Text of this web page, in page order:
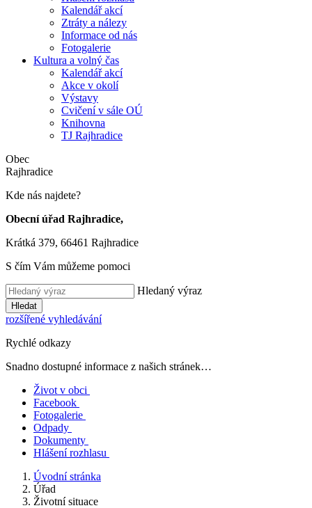
Kalendář akcí
Ztráty a nálezy
Informace od nás
Fotogalerie
Kultura a volný čas
Kalendář akcí
Akce v okolí
Výstavy
Cvičení v sále OÚ
Knihovna
TJ Rajhradice
Obec
Rajhradice
Kde nás najdete?
Obecní úřad Rajhradice,
Krátká 379, 66461 Rajhradice
S čím Vám můžeme pomoci
Hledaný výraz
Hledat
rozšířené vyhledávání
Rychlé odkazy
Snadno dostupné informace z našich stránek…
Život v obci
Facebook
Fotogalerie
Odpady
Dokumenty
Hlášení rozhlasu
Úvodní stránka
Úřad
Životní situace